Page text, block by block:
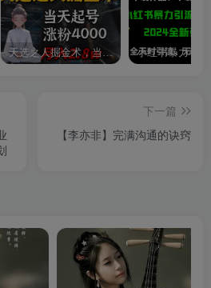
天选之人掘金术，当天起号，7条作品涨粉4000+，单月变现2.8w天选之人掘…
下一篇
【李亦非】完满沟通的诀窍